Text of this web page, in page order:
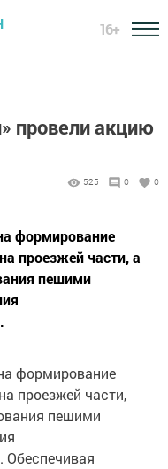
16+
провели акцию
525 0 0
формирование
проезжей части, а
пешими
формирование
проезжей части,
пешими